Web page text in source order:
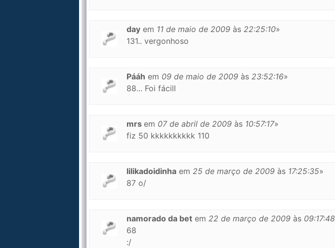
day em 11 de maio de 2009 às 22:25:10»
131.. vergonhoso
Pááh em 09 de maio de 2009 às 23:52:16»
88... Foi fácill
mrs em 07 de abril de 2009 às 10:57:17»
fiz 50 kkkkkkkkkk 110
lilikadoidinha em 25 de março de 2009 às 17:25:35»
87 o/
namorado da bet em 22 de março de 2009 às 09:17:48
68
:/